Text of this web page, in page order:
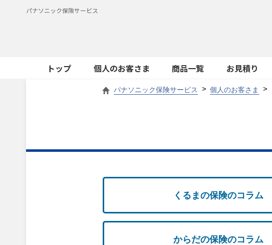
パナソニック保険サービス
トップ 個人のお客さま 商品一覧 お見積り
パナソニック保険サービス 個人のお客さま
くるまの保険のコラム
からだの保険のコラム